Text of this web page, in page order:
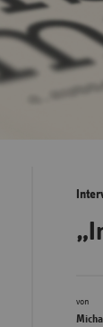
von